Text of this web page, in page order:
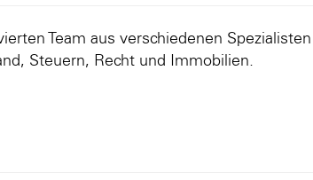
Team aus verschiedenen Spezialisten
Steuern, Recht und Immobilien.